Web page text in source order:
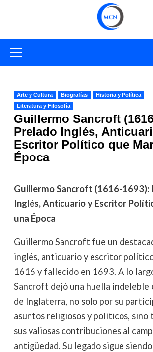
primario
Arte y Cultura Biografías
Historia y Política
Literatura y Filosofía
Guillermo Sancroft
Prelado Inglés,
Escritor Político que
Época
Guillermo Sancroft (1616-1693):
Inglés, Anticuario y Escritor
una Época
Guillermo Sancroft fue un
inglés, anticuario y escritor
1616 y fallecido en 1693. A lo
Sancroft dejó una huella indeleble
de Inglaterra, no solo por su
asuntos religiosos y políticos, sino
sus valiosas contribuciones al
antigüedad. Su legado sigue